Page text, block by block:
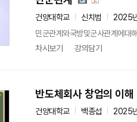
건양대학교 신치범
2025
민군관계와국방및군사관계에대
차시보기
강의담기
반도체회사 창업의 이해
건양대학교 백종섭
2025